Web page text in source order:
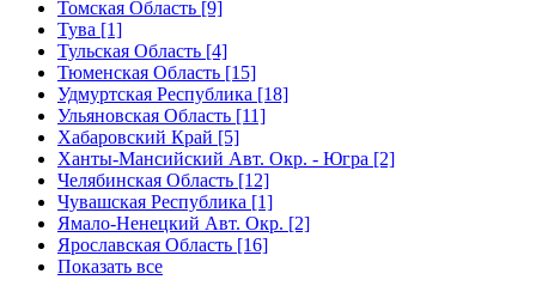
Томская Область [9]
Тува [1]
Тульская Область [4]
Тюменская Область [15]
Удмуртская Республика [18]
Ульяновская Область [11]
Хабаровский Край [5]
Ханты-Мансийский Авт. Окр. - Югра [2]
Челябинская Область [12]
Чувашская Республика [1]
Ямало-Ненецкий Авт. Окр. [2]
Ярославская Область [16]
Показать все